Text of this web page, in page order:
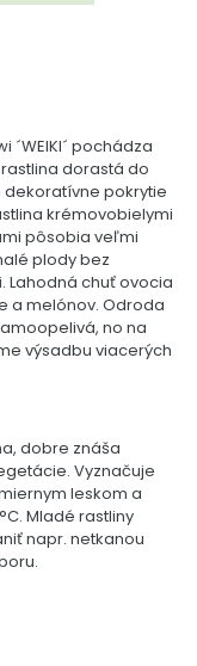
´WEIKI´ pochádza
dorastá do
dekoratívne pokrytie
krémovobielymi
pôsobia veľmi
plody bez
Lahodná chuť ovocia
a melónov. Odroda
no na
výsadbu viacerých
dobre znáša
Vyznačuje
leskom a
Mladé rastliny
napr. netkanou